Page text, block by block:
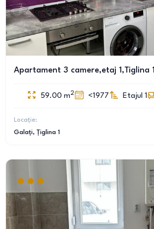
Apartament 3 camere,etaj 1,Tiglina 1
59.00 m2 <1977 Etajul 1
Locație:
Galați, Țiglina 1